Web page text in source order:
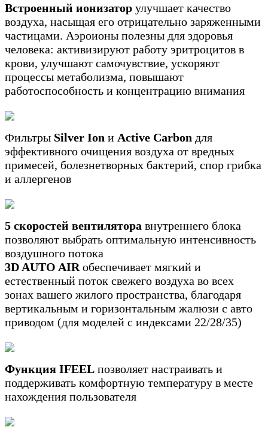
Встроенный ионизатор улучшает качество
воздуха, насыщая его отрицательно заряженными
частицами. Аэроионы полезны для здоровья
человека: активизируют работу эритроцитов в
крови, улучшают самочувствие, ускоряют
процессы метаболизма, повышают
работоспособность и концентрацию внимания
Фильтры Silver Ion и Active Carbon для
эффективного очищения воздуха от вредных
примесей, болезнетворных бактерий, спор грибка
и аллергенов
5 скоростей вентилятора внутреннего блока
позволяют выбрать оптимальную интенсивность
воздушного потока
3D AUTO AIR обеспечивает мягкий и
естественный поток свежего воздуха во всех
зонах вашего жилого пространства, благодаря
вертикальным и горизонтальным жалюзи с авто
приводом (для моделей с индексами 22/28/35)
Функция IFEEL позволяет настраивать и
поддерживать комфортную температуру в месте
нахождения пользователя